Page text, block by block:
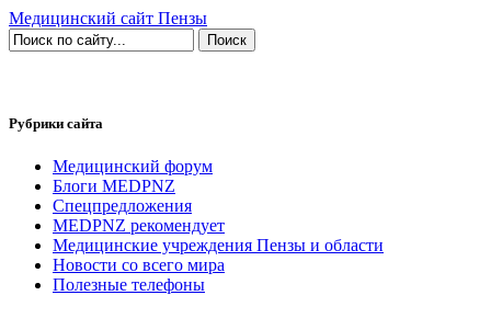
Медицинский сайт Пензы
Рубрики сайта
Медицинский форум
Блоги MEDPNZ
Спецпредложения
MEDPNZ рекомендует
Медицинские учреждения Пензы и области
Новости со всего мира
Полезные телефоны